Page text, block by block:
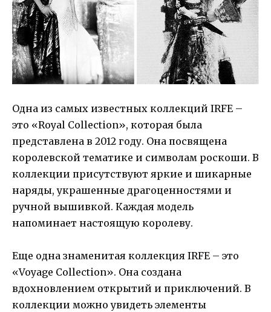
Одна из самых известных коллекций IRFE –
это «Royal Collection», которая была
представлена в 2012 году. Она посвящена
королевской тематике и символам роскоши. В
коллекции присутствуют яркие и шикарные
наряды, украшенные драгоценностями и
ручной вышивкой. Каждая модель
напоминает настоящую королеву.
Еще одна знаменитая коллекция IRFE – это
«Voyage Collection». Она создана
вдохновлением открытий и приключений. В
коллекции можно увидеть элементы